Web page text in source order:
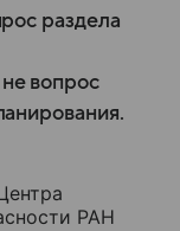
раздела
вопрос
РАН